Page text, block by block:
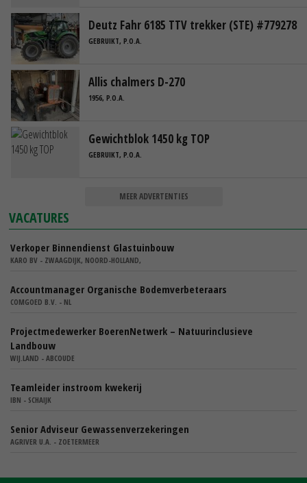
Deutz Fahr 6185 TTV trekker (STE) #779278
GEBRUIKT, P.O.A.
Allis chalmers D-270
1956, P.O.A.
Gewichtblok 1450 kg TOP
GEBRUIKT, P.O.A.
MEER ADVERTENTIES
VACATURES
Verkoper Binnendienst Glastuinbouw
KARO BV - ZWAAGDIJK, NOORD-HOLLAND,
Accountmanager Organische Bodemverbeteraars
COMGOED B.V. - NL
Projectmedewerker BoerenNetwerk – Natuurinclusieve
Landbouw
WIJ.LAND - ABCOUDE
Teamleider instroom kwekerij
IBN - SCHAIJK
Senior Adviseur Gewassenverzekeringen
AGRIVER U.A. - ZOETERMEER